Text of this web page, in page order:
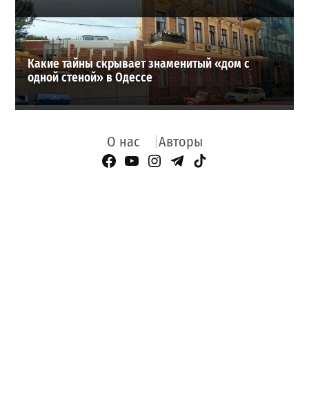
Какие тайны скрывает знаменитый «дом с
одной стеной» в Одессе
О нас Авторы
Facebook Page
YouTube
Instagram
Telegram
TikTok